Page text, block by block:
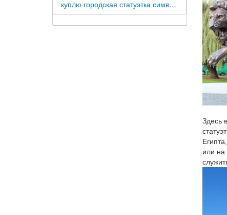
куплю городская статуэтка символ собака в школе искусств
Здесь
или на